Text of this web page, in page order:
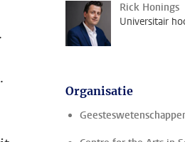
Rick Honings
Universitair
Organisatie